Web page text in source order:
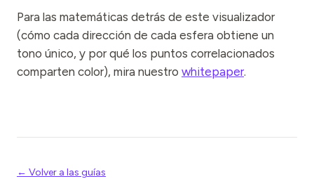
Para las matemáticas detrás de este visualizador
(cómo cada dirección de cada esfera obtiene un
tono único, y por qué los puntos correlacionados
comparten color), mira nuestro whitepaper.
← Volver a las guías